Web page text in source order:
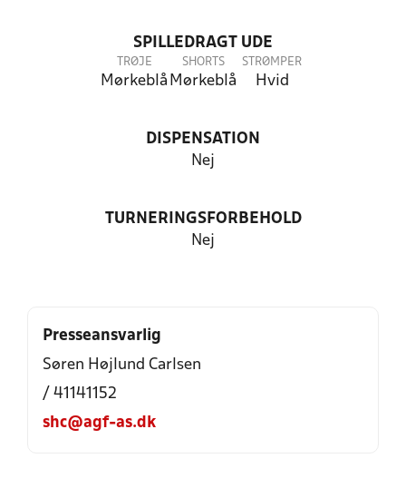
SPILLEDRAGT UDE
TRØJE
Mørkeblå
SHORTS
Mørkeblå
STRØMPER
Hvid
DISPENSATION
Nej
TURNERINGSFORBEHOLD
Nej
Presseansvarlig
Søren Højlund Carlsen
/ 41141152
shc@agf-as.dk